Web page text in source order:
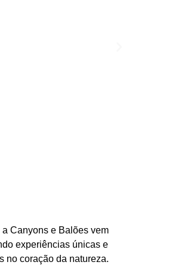
a Canyons e Balões vem
experiências únicas e
no coração da natureza.